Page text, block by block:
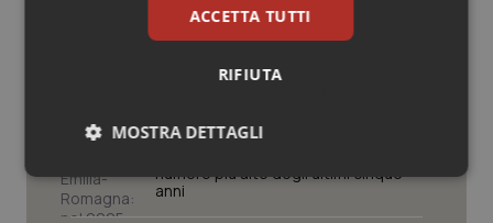
Tumori del Polmone & Testa Collo
Tumori gastrointestinali
Ulcera & Reflusso
Vaccini
Spallanzani. Settembre in festa: dai
alla Settimana della Scienza
Cresce la ricerca in Emilia-Romagna:
numero più alto degli ultimi cinque
anni
ACCETTA TUTTI
RIFIUTA
MOSTRA DETTAGLI
Necessari Statistici Marketing